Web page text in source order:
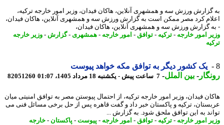
ورزش سه و همشهری آنلاین، هاکان فیدان، وزیر امور خارجه ترکیه،
کرد مصر ممکن است به گزارش ورزش سه و همشهری آنلاین، هاکان فیدان،
گزارش ورزش سه و همشهری آنلاین، هاکان فیدان،
امور خارجه-ترکیه-توافق-امور خارجه-همشهری- گزارش -وزیر خارجه
یک کشور دیگر به توافق مکه خواهد پیوست
-بین الملل-7 ساعت پیش - یکشنبه 18 مرداد 1405، 01:07 82051260
فیدان، وزیر امور خارجه ترکیه، از احتمال پیوستن مصر به توافق امنیتی میان
ترکیه و پاکستان خبر داد و گفت قاهره پس از حل برخی مسائل فنی می
به این توافق ملحق شود. به گزارش ...
امور خارجه-ترکیه-توافق-امور خارجه-پیوست-پاکستان-خارجه